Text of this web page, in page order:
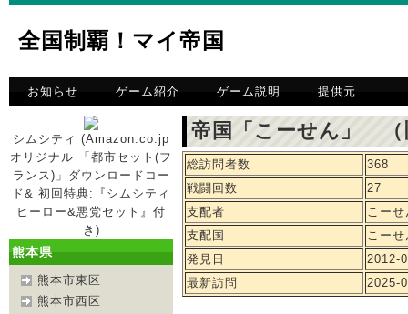
全国制覇！マイ帝国
お知らせ ゲーム紹介 ゲーム説明 提供元
シムシティ (Amazon.co.jp
オリジナル 「都市セット(フ
ランス)」ダウンロードコー
ド& 初回特典:『シムシティ
ヒーロー&悪党セット』付
き)
熊本県
熊本市東区
熊本市西区
帝国「こーせん」 （
総訪問者数
368
戦闘回数
27
支配者
こーせ
支配国
こーせ
発見日
2012-
最新訪問
2025-